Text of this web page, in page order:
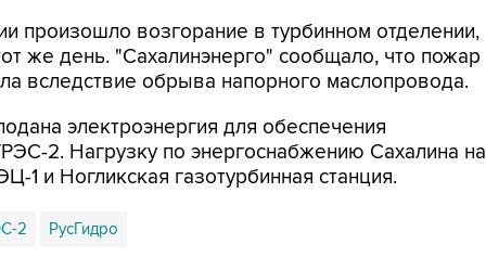
произошло возгорание в турбинном отделении,
же день. "Сахалинэнерго" сообщало, что пожар
вследствие обрыва напорного маслопровода.
электроэнергия для обеспечения
2. Нагрузку по энергоснабжению Сахалина на
1 и Ногликская газотурбинная станция.
2 РусГидро